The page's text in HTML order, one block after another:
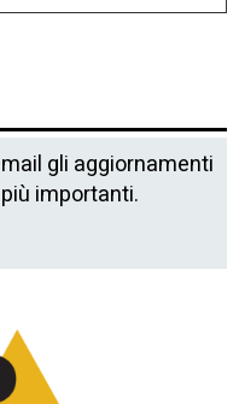
gli aggiornamenti
importanti.